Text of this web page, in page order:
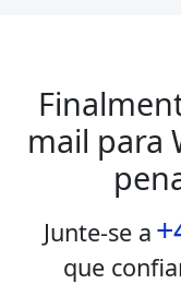
mail para
Junte-se a
que